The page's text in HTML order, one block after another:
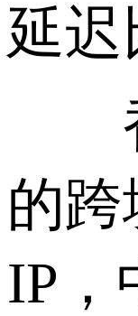
延迟
香
的
IP，